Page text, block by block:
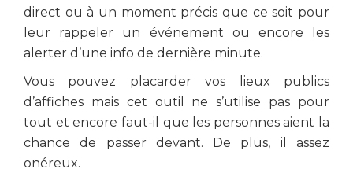
direct ou à un moment précis que ce soit pour
leur rappeler un événement ou encore les
alerter d’une info de dernière minute.
Vous pouvez placarder vos lieux publics
d’affiches mais cet outil ne s’utilise pas pour
tout et encore faut-il que les personnes aient la
chance de passer devant. De plus, il assez
onéreux.